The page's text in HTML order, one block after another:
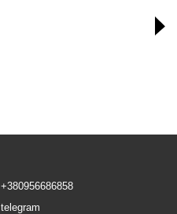
+380956686858
telegram